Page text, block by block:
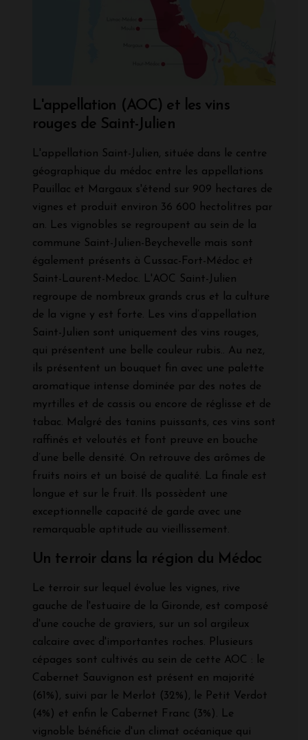
L'appellation (AOC) et les vins
rouges de Saint-Julien
L'appellation Saint-Julien, située dans le centre
géographique du médoc entre les appellations
Pauillac et Margaux s'étend sur 909 hectares de
vignes et produit environ 36 600 hectolitres par
an. Les vignobles se regroupent au sein de la
commune Saint-Julien-Beychevelle mais sont
également présents à Cussac-Fort-Médoc et
Saint-Laurent-Medoc. L'AOC Saint-Julien
regroupe de nombreux grands crus et la culture
de la vigne y est forte. Les vins d’appellation
Saint-Julien sont uniquement des vins rouges,
qui présentent une belle couleur rubis.. Au nez,
ils présentent un bouquet fin avec une palette
aromatique intense dominée par des notes de
myrtilles et de cassis ou encore de réglisse et de
tabac. Malgré des tanins puissants, ces vins sont
raffinés et veloutés et font preuve en bouche
d’une belle densité. On retrouve des arômes de
fruits noirs et un boisé de qualité. La finale est
longue et sur le fruit. Ils possèdent une
exceptionnelle capacité de garde avec une
remarquable aptitude au vieillissement.
Un terroir dans la région du Médoc
Le terroir sur lequel évolue les vignes, rive
gauche de l'estuaire de la Gironde, est composé
d'une couche de graviers, sur un sol argileux
calcaire avec d'importantes roches. Plusieurs
cépages sont cultivés au sein de cette AOC : le
Cabernet Sauvignon est présent en majorité
(61%), suivi par le Merlot (32%), le Petit Verdot
(4%) et enfin le Cabernet Franc (3%). Le
vignoble bénéficie d'un climat océanique qui